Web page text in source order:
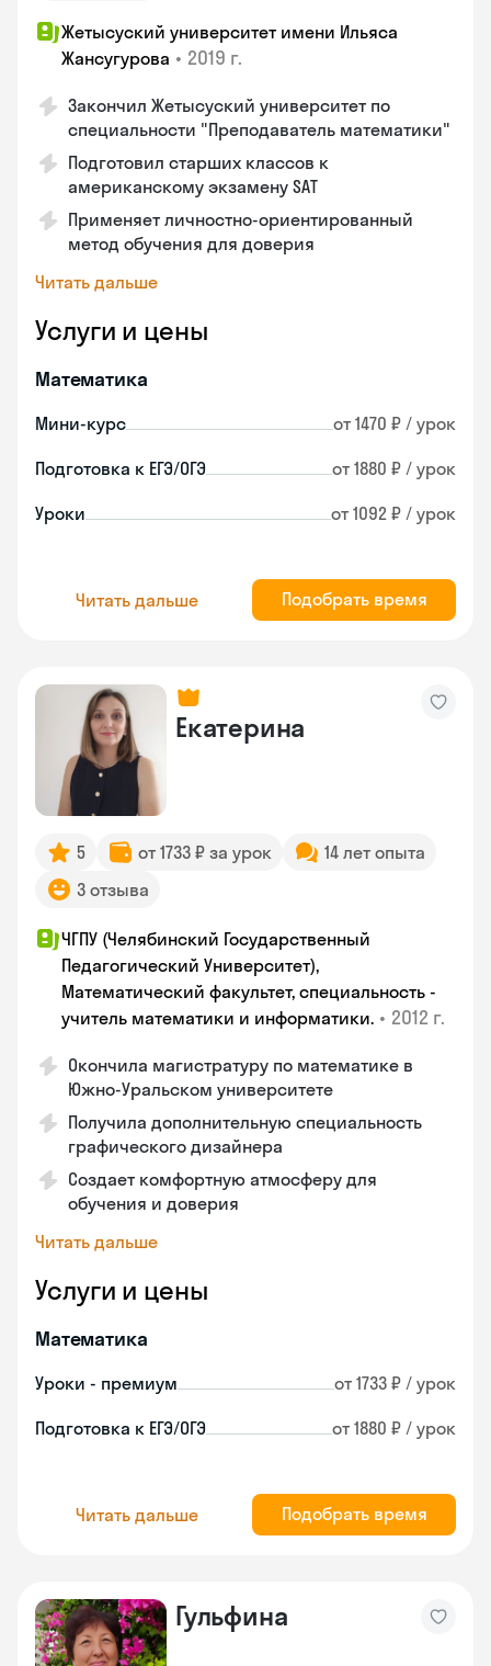
Жетысуский университет имени Ильяса
Жансугурова • 2019 г.
Закончил Жетысуский университет по
специальности "Преподаватель математики"
Подготовил старших классов к
американскому экзамену SAT
Применяет личностно-ориентированный
метод обучения для доверия
Читать дальше
Услуги и цены
Математика
Мини-курс от 1470 ₽ / урок
Подготовка к ЕГЭ/ОГЭ от 1880 ₽ / урок
Уроки от 1092 ₽ / урок
Читать дальше Подобрать время
Екатерина
5 от 1733 ₽ за урок
14 лет опыта
3 отзыва
ЧГПУ (Челябинский Государственный
Педагогический Университет),
Математический факультет, специальность -
учитель математики и информатики. • 2012 г.
Окончила магистратуру по математике в
Южно-Уральском университете
Получила дополнительную специальность
графического дизайнера
Создает комфортную атмосферу для
обучения и доверия
Читать дальше
Услуги и цены
Математика
Уроки - премиум от 1733 ₽ / урок
Подготовка к ЕГЭ/ОГЭ от 1880 ₽ / урок
Читать дальше Подобрать время
Гульфина